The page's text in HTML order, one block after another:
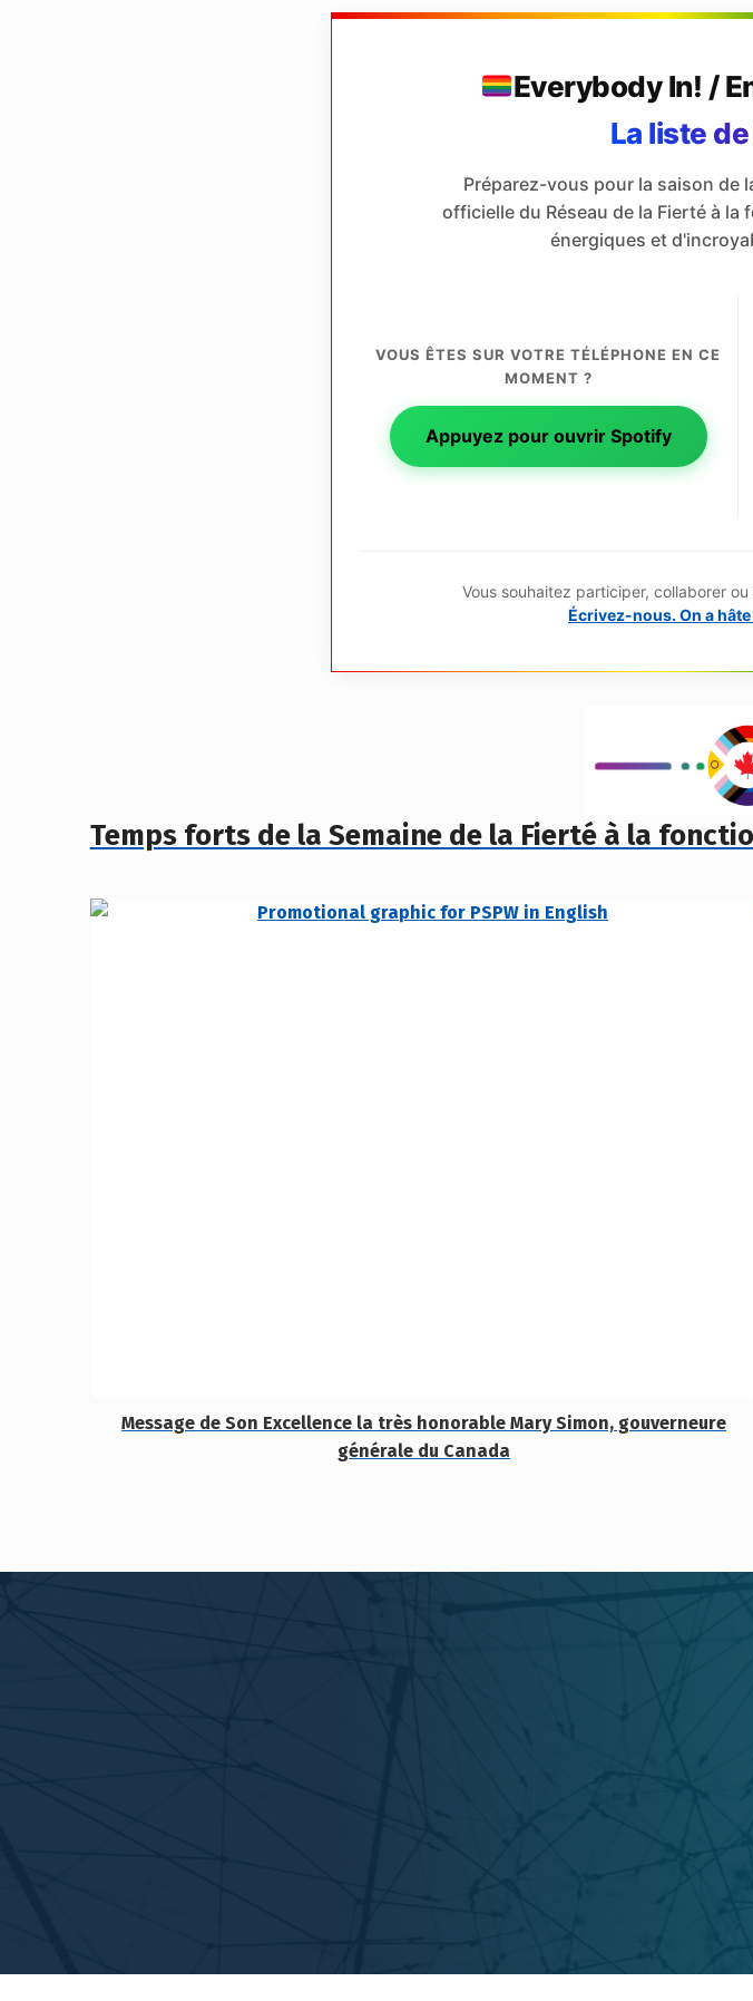
Everybody In! /
La liste
Préparez-vous pour la saison de
officielle du Réseau de la Fierté à
énergiques et
VOUS ÊTES SUR VOTRE TÉLÉPHONE EN CE
MOMENT ?
Appuyez pour ouvrir Spotify
Vous souhaitez participer, collaborer
Écrivez-nous. On a
Temps forts de la Semaine de la Fierté à la
Message de Son Excellence la très honorable Mary Simon, gouverneure
générale du Canada